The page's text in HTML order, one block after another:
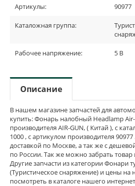
Артикулы: 90977
Каталожная группа:
Рабочее напряжение: 5 В
Описание
В нашем магазине запчастей для
купить: Фонарь налобный Headlamp
производителя AIR-GUN, ( Китай ), с
1000 , с артикулом производителя
доставкой по Москве, а так же с
по России. Так же можно забрать товар
Другие запчасти из категории Фонари
(Туристическое снаряжение) и цены
посмотреть в каталоге нашего